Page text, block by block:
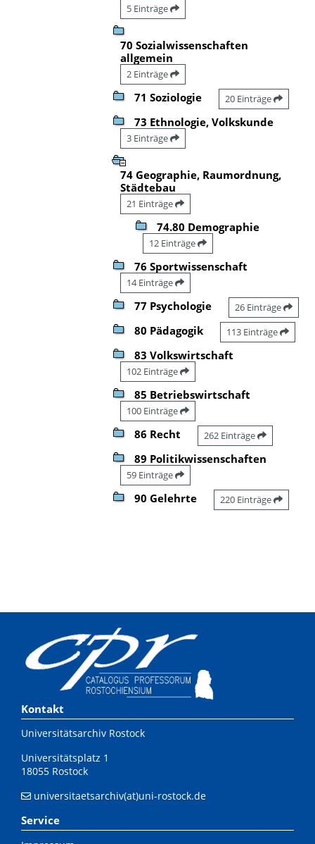
5 Einträge
70 Sozialwissenschaften
allgemein
2 Einträge
71 Soziologie 20 Einträge
73 Ethnologie, Volkskunde
3 Einträge
74 Geographie, Raumordnung,
Städtebau
21 Einträge
74.80 Demographie
12 Einträge
76 Sportwissenschaft
14 Einträge
77 Psychologie 26 Einträge
80 Pädagogik 113 Einträge
83 Volkswirtschaft
102 Einträge
85 Betriebswirtschaft
100 Einträge
86 Recht 262 Einträge
89 Politikwissenschaften
59 Einträge
90 Gelehrte 220 Einträge
Kontakt
Universitätsarchiv Rostock
Universitätsplatz 1
18055 Rostock
universitaetsarchiv(at)uni-rostock.de
Service